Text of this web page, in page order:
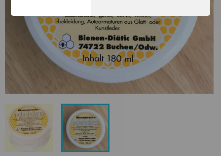
Można dostosować
wszystkie ustawienia
ciasteczek przechodząc
wypustki na lewym
skrzydle.